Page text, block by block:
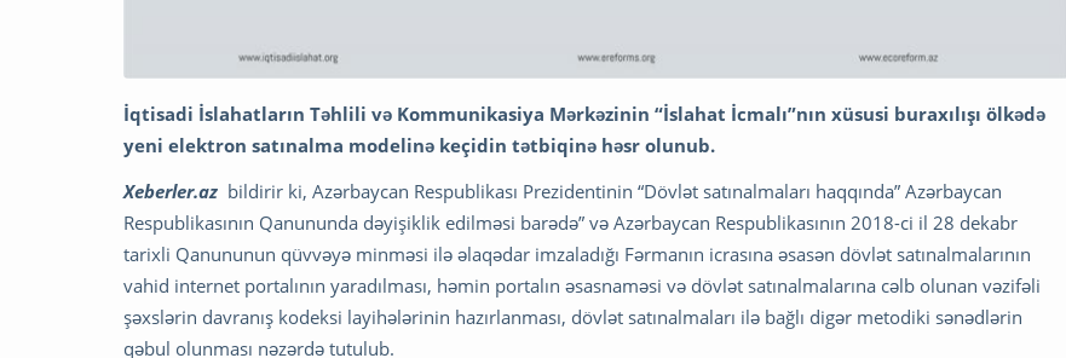
İqtisadi İslahatların Təhlili və Kommunikasiya Mərkəzinin “İslahat İcmalı”nın xüsusi buraxılışı ölkədə
yeni elektron satınalma modelinə keçidin tətbiqinə həsr olunub.
Xeberler.az bildirir ki, Azərbaycan Respublikası Prezidentinin “Dövlət satınalmaları haqqında” Azərbaycan
Respublikasının Qanununda dəyişiklik edilməsi barədə” və Azərbaycan Respublikasının 2018-ci il 28 dekabr
tarixli Qanununun qüvvəyə minməsi ilə əlaqədar imzaladığı Fərmanın icrasına əsasən dövlət satınalmalarının
vahid internet portalının yaradılması, həmin portalın əsasnaməsi və dövlət satınalmalarına cəlb olunan vəzifəli
şəxslərin davranış kodeksi layihələrinin hazırlanması, dövlət satınalmaları ilə bağlı digər metodiki sənədlərin
qəbul olunması nəzərdə tutulub.